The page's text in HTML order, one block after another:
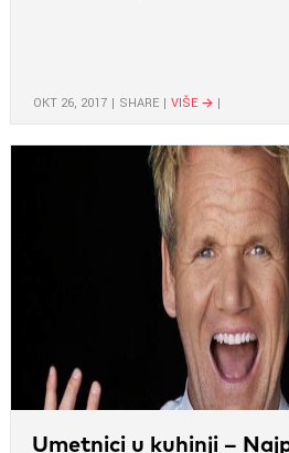
ОКТ 26, 2017 SHARE VIŠE
Umetnici u kuhinji –